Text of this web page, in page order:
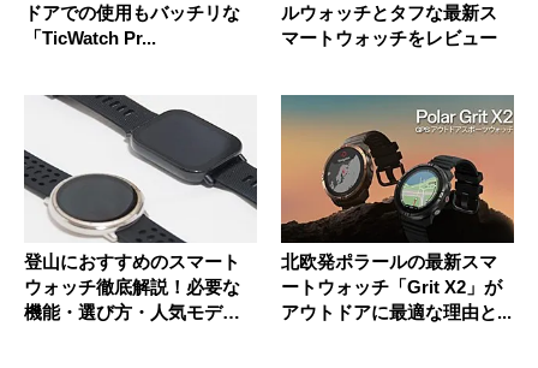
ドアでの使用もバッチリな
「TicWatch Pr...
ルウォッチとタフな最新ス
マートウォッチをレビュー
登山におすすめのスマート
ウォッチ徹底解説！必要な
機能・選び方・人気モデル
北欧発ポラールの最新スマ
ートウォッチ「Grit X2」が
アウトドアに最適な理由と...